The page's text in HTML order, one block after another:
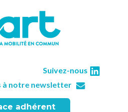
Suivez-nous
à notre newsletter
adhérent